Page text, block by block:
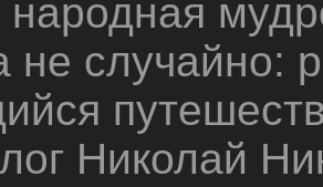
не случайно:
Николай